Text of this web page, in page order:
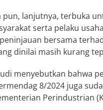
pun, lanjutnya, terbuka
serta pelaku
bersama
dinilai masih kurang
menyebutkan bahwa
8/2024 juga
Perindustrian